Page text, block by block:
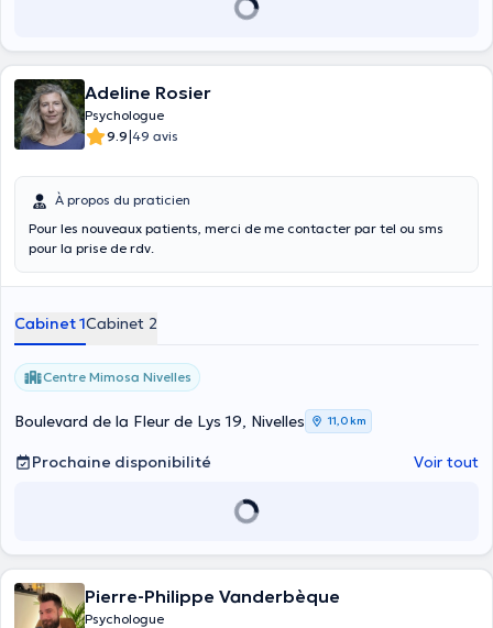
Adeline Rosier
Psychologue
9.9|49 avis
À propos du praticien
Pour les nouveaux patients, merci de me contacter par tel ou sms
pour la prise de rdv.
Cabinet 1Cabinet 2
Centre Mimosa Nivelles
Boulevard de la Fleur de Lys 19, Nivelles 11,0 km
Prochaine disponibilité Voir tout
Pierre-Philippe Vanderbèque
Psychologue